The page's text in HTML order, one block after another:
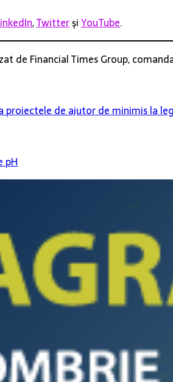
,TwitterşiYouTube.
de Financial Times Group,
proiectele de ajutor de minimis la
pH